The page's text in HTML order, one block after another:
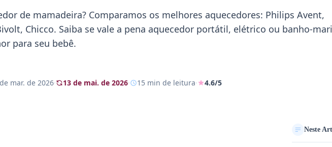
de mamadeira? Comparamos os melhores aquecedores: Philips Avent,
Chicco. Saiba se vale a pena aquecedor portátil, elétrico ou banho-
para seu bebê.
mar. de 2026· 13 de mai. de 2026· 15 min de leitura· 4.6/5
Neste